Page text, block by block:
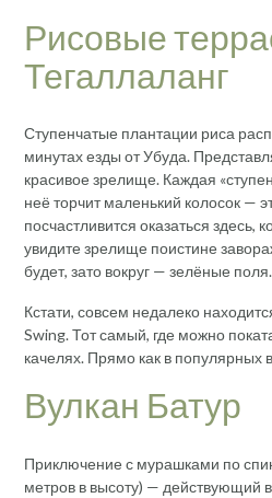
Рисовые
Тегаллаланг
Ступенчатые плантации риса
минутах езды от Убуда.
красивое зрелище. Каждая
неё торчит маленький колосок —
посчастливится оказаться здесь,
увидите зрелище поистине
будет, зато вокруг — зелёные поля.
Кстати, совсем недалеко
Swing. Тот самый, где можно
качелях. Прямо как в популярных
Вулкан Батур
Приключение с мурашками по
метров в высоту) — действующий